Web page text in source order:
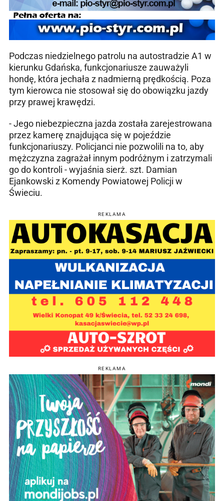
Podczas niedzielnego patrolu na autostradzie A1 w
kierunku Gdańska, funkcjonariusze zauważyli
hondę, która jechała z nadmierną prędkością. Poza
tym kierowca nie stosował się do obowiązku jazdy
przy prawej krawędzi.
- Jego niebezpieczna jazda została zarejestrowana
przez kamerę znajdująca się w pojeździe
funkcjonariuszy. Policjanci nie pozwolili na to, aby
mężczyzna zagrażał innym podróżnym i zatrzymali
go do kontroli - wyjaśnia sierż. szt. Damian
Ejankowski z Komendy Powiatowej Policji w
Świeciu.
REKLAMA
REKLAMA